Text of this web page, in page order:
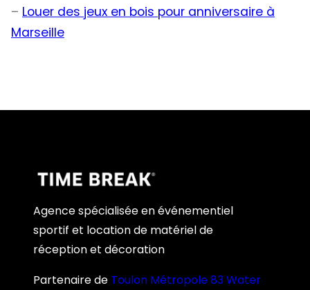
– Louer des jeux en bois pour anniversaire à
Marseille
Agence spécialisée en événementiel
sportif et location de matériel de
réception et décoration
Partenaire de Toulon Métropole 83 Water